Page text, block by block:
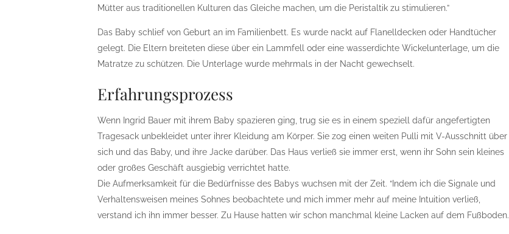
Mütter aus traditionellen Kulturen das Gleiche machen, um die Peristaltik zu stimulieren.”
Das Baby schlief von Geburt an im Familienbett. Es wurde nackt auf Flanelldecken oder Handtücher
gelegt. Die Eltern breiteten diese über ein Lammfell oder eine wasserdichte Wickelunterlage, um die
Matratze zu schützen. Die Unterlage wurde mehrmals in der Nacht gewechselt.
Erfahrungsprozess
Wenn Ingrid Bauer mit ihrem Baby spazieren ging, trug sie es in einem speziell dafür angefertigten
Tragesack unbekleidet unter ihrer Kleidung am Körper. Sie zog einen weiten Pulli mit V-Ausschnitt über
sich und das Baby, und ihre Jacke darüber. Das Haus verließ sie immer erst, wenn ihr Sohn sein kleines
oder großes Geschäft ausgiebig verrichtet hatte.
Die Aufmerksamkeit für die Bedürfnisse des Babys wuchsen mit der Zeit. “Indem ich die Signale und
Verhaltensweisen meines Sohnes beobachtete und mich immer mehr auf meine Intuition verließ,
verstand ich ihn immer besser. Zu Hause hatten wir schon manchmal kleine Lacken auf dem Fußboden.